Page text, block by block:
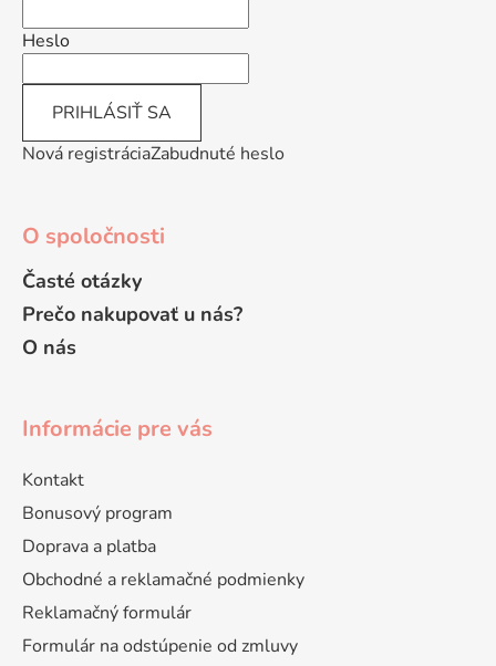
Heslo
PRIHLÁSIŤ SA
Nová registráciaZabudnuté heslo
O spoločnosti
Časté otázky
Prečo nakupovať u nás?
O nás
Informácie pre vás
Kontakt
Bonusový program
Doprava a platba
Obchodné a reklamačné podmienky
Reklamačný formulár
Formulár na odstúpenie od zmluvy